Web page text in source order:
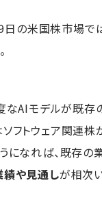
の米国株市場で
なAIモデルが既存
フトウェア関連株
になれば、既存の
や見通しが相次